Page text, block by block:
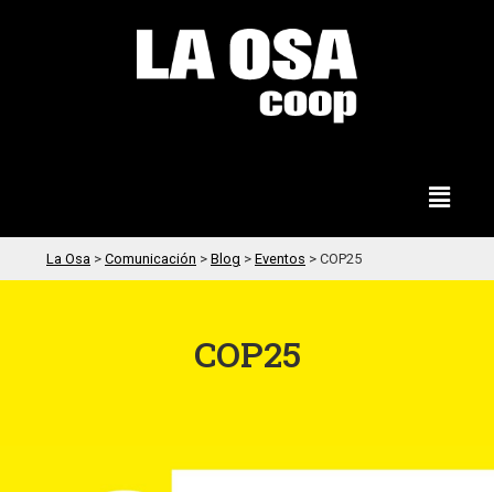
La Osa > Comunicación > Blog > Eventos > COP25
COP25